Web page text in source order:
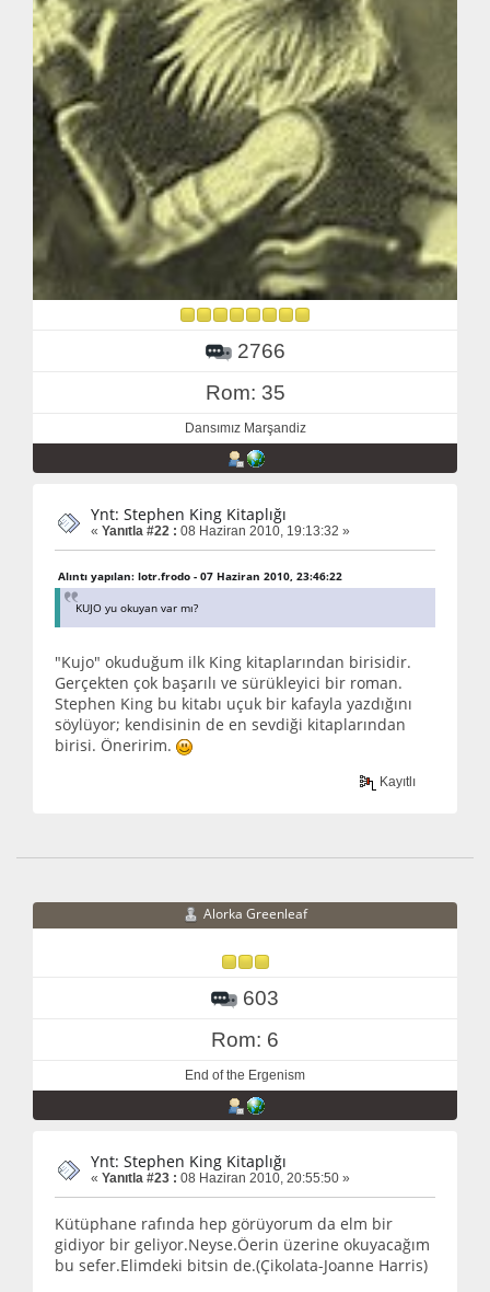
2766
Rom: 35
Dansımız Marşandiz
Ynt: Stephen King Kitaplığı
« Yanıtla #22 : 08 Haziran 2010, 19:13:32 »
Alıntı yapılan: lotr.frodo - 07 Haziran 2010, 23:46:22
KUJO yu okuyan var mı?
"Kujo" okuduğum ilk King kitaplarından birisidir.
Gerçekten çok başarılı ve sürükleyici bir roman.
Stephen King bu kitabı uçuk bir kafayla yazdığını
söylüyor; kendisinin de en sevdiği kitaplarından
birisi. Öneririm.
Kayıtlı
Alorka Greenleaf
603
Rom: 6
End of the Ergenism
Ynt: Stephen King Kitaplığı
« Yanıtla #23 : 08 Haziran 2010, 20:55:50 »
Kütüphane rafında hep görüyorum da elm bir
gidiyor bir geliyor.Neyse.Öerin üzerine okuyacağım
bu sefer.Elimdeki bitsin de.(Çikolata-Joanne Harris)